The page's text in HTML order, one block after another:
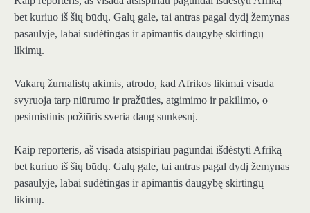
bet kuriuo iš šių būdų. Galų gale, tai antras pagal dydį žemynas
pasaulyje, labai sudėtingas ir apimantis daugybę skirtingų
likimų.
Vakarų žurnalistų akimis, atrodo, kad Afrikos likimai visada
svyruoja tarp niūrumo ir pražūties, atgimimo ir pakilimo, o
pesimistinis požiūris sveria daug sunkesnį.
Kaip reporteris, aš visada atsispiriau pagundai išdėstyti Afriką
bet kuriuo iš šių būdų. Galų gale, tai antras pagal dydį žemynas
pasaulyje, labai sudėtingas ir apimantis daugybę skirtingų
likimų.